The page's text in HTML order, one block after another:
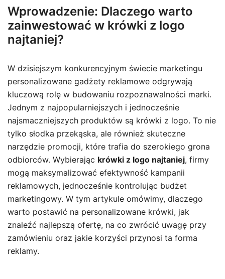
Wprowadzenie: Dlaczego warto
zainwestować w krówki z logo
najtaniej?
W dzisiejszym konkurencyjnym świecie marketingu
personalizowane gadżety reklamowe odgrywają
kluczową rolę w budowaniu rozpoznawalności marki.
Jednym z najpopularniejszych i jednocześnie
najsmaczniejszych produktów są krówki z logo. To nie
tylko słodka przekąska, ale również skuteczne
narzędzie promocji, które trafia do szerokiego grona
odbiorców. Wybierając krówki z logo najtaniej, firmy
mogą maksymalizować efektywność kampanii
reklamowych, jednocześnie kontrolując budżet
marketingowy. W tym artykule omówimy, dlaczego
warto postawić na personalizowane krówki, jak
znaleźć najlepszą ofertę, na co zwrócić uwagę przy
zamówieniu oraz jakie korzyści przynosi ta forma
reklamy.